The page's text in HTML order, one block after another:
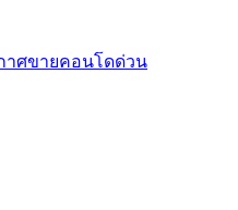
าศขายคอนโดด่วน